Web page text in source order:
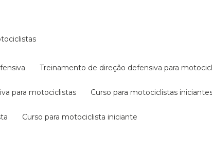
treinamento de direção defensiva para
para motociclistas curso para motociclistas
curso para motociclista iniciante